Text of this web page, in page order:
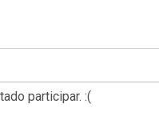
participar. :(